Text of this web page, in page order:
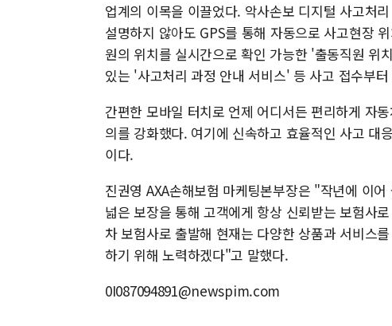
업계의 이목을 이끌었다. 악사손보 디지털 사고처
설명하지 않아도 GPS를 통해 자동으로 사고현장
원의 위치를 실시간으로 확인 가능한 '출동직원
있는 '사고처리 과정 안내 서비스' 등 사고 접수부
간편한 모바일 터치로 언제 어디서든 편리하게 자
의를 강화했다. 여기에 신속하고 효율적인 사고 대
이다.
진권영 AXA손해보험 마케팅본부장은 "작년에 이
넓은 보장을 통해 고객에게 항상 신뢰받는 보험사
차 보험사로 출발해 현재는 다양한 상품과 서비스
하기 위해 노력하겠다"고 말했다.
0I087094891@newspim.com